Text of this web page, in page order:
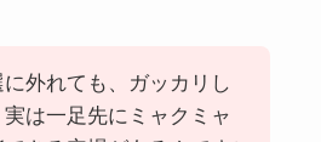
に外れても、ガッカリし
は一足先にミャクミャ